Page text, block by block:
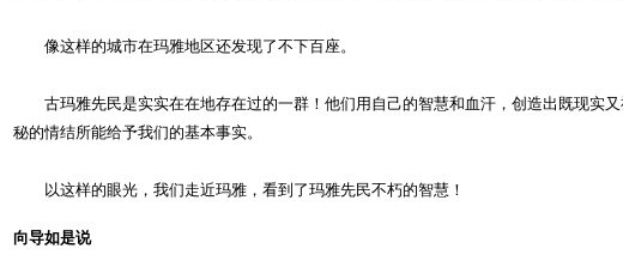
像这样的城市在玛雅地区还发现了不下百座。
古玛雅先民是实实在在地存在过的一群！他们用自己的智慧和血汗，创造出既现实
秘的情结所能给予我们的基本事实。
以这样的眼光，我们走近玛雅，看到了玛雅先民不朽的智慧！
向导如是说